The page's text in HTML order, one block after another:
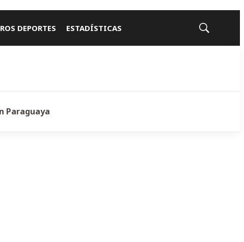
DEPORTES ESTADÍSTICAS
Mostrar
Paraguaya